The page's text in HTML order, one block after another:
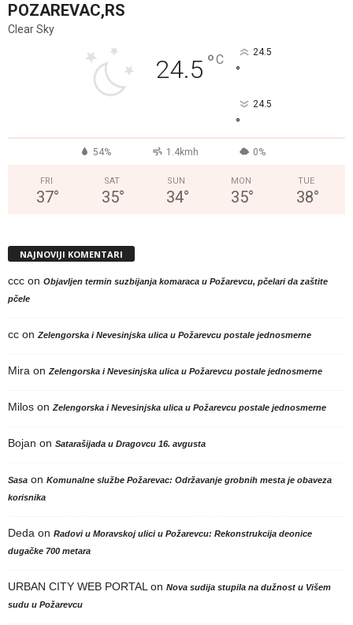
POZAREVAC,RS
Clear Sky
24.5 °C 24.5
°
24.5
°
54% 1.4kmh 0%
FRI
37°
SAT
35°
SUN
34°
MON
35°
TUE
38°
NAJNOVIJI KOMENTARI
ccc on Objavljen termin suzbijanja komaraca u Požarevcu, pčelari da zaštite
pčele
cc on Zelengorska i Nevesinjska ulica u Požarevcu postale jednosmerne
Mira on Zelengorska i Nevesinjska ulica u Požarevcu postale jednosmerne
Milos on Zelengorska i Nevesinjska ulica u Požarevcu postale jednosmerne
Bojan on Satarašijada u Dragovcu 16. avgusta
Sasa on Komunalne službe Požarevac: Održavanje grobnih mesta je obaveza
korisnika
Deda on Radovi u Moravskoj ulici u Požarevcu: Rekonstrukcija deonice
dugačke 700 metara
URBAN CITY WEB PORTAL on Nova sudija stupila na dužnost u Višem
sudu u Požarevcu